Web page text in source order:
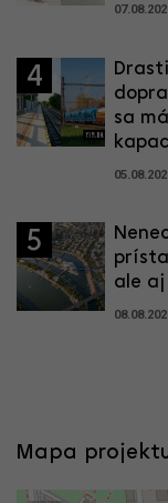
4
sa
5
ale
Mapa